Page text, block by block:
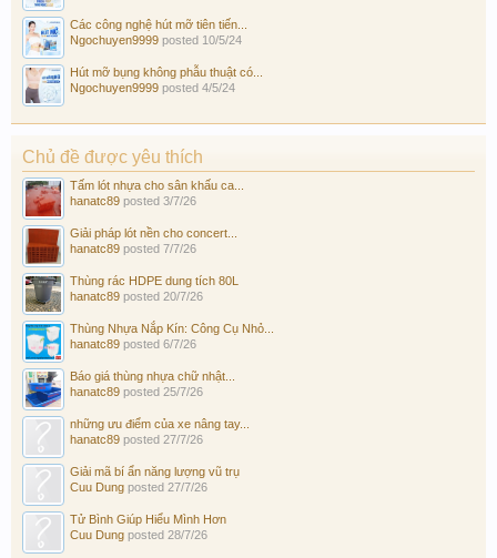
Các công nghệ hút mỡ tiên tiến...
Ngochuyen9999 posted 10/5/24
Hút mỡ bụng không phẫu thuật có...
Ngochuyen9999 posted 4/5/24
Chủ đề được yêu thích
Tấm lót nhựa cho sân khấu ca...
hanatc89 posted 3/7/26
Giải pháp lót nền cho concert...
hanatc89 posted 7/7/26
Thùng rác HDPE dung tích 80L
hanatc89 posted 20/7/26
Thùng Nhựa Nắp Kín: Công Cụ Nhỏ...
hanatc89 posted 6/7/26
Báo giá thùng nhựa chữ nhật...
hanatc89 posted 25/7/26
những ưu điểm của xe nâng tay...
hanatc89 posted 27/7/26
Giải mã bí ẩn năng lượng vũ trụ
Cuu Dung posted 27/7/26
Tử Bình Giúp Hiểu Mình Hơn
Cuu Dung posted 28/7/26